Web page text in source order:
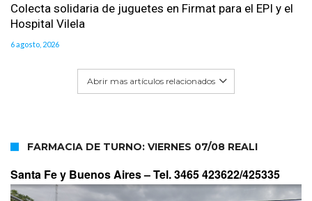
Colecta solidaria de juguetes en Firmat para el EPI y el
Hospital Vilela
6 agosto, 2026
Abrir mas artículos relacionados
FARMACIA DE TURNO: VIERNES 07/08 REALI
Santa Fe y Buenos Aires –Tel. 3465 423622/425335